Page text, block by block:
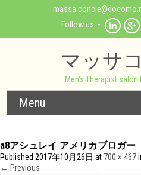
Follow us :-
マッサ
Men's Therapist
Menu
a8アシュレイ アメリカブロガー
Published 2017年10月26日 at 700 × 467
← Previous